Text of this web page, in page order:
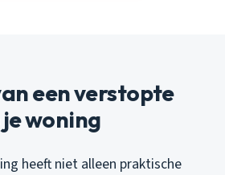
een verstopte
woning
heeft niet alleen praktische